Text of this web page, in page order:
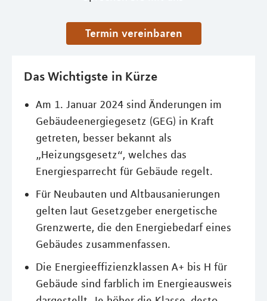
Termin vereinbaren
Das Wichtigste in Kürze
Am 1. Januar 2024 sind Änderungen im
Gebäudeenergiegesetz (GEG) in Kraft
getreten, besser bekannt als
„Heizungsgesetz“, welches das
Energiesparrecht für Gebäude regelt.
Für Neubauten und Altbausanierungen
gelten laut Gesetzgeber energetische
Grenzwerte, die den Energiebedarf eines
Gebäudes zusammenfassen.
Die Energieeffizienzklassen A+ bis H für
Gebäude sind farblich im Energieausweis